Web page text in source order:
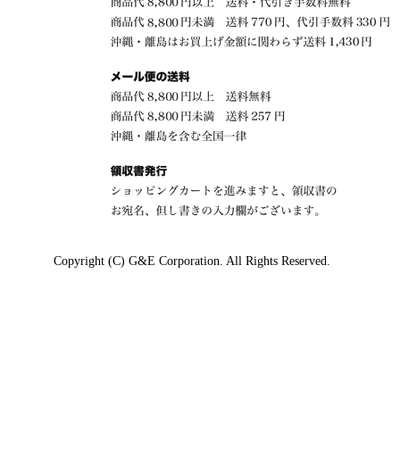
Copyright (C) G&E Corporation. All Rights Reserved.